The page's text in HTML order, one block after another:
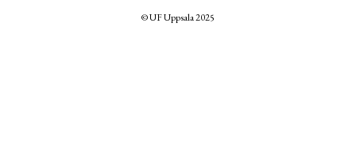
© UF Uppsala 2025